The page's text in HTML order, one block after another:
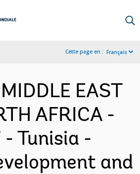
Cette page en : Français
EAST
AFRICA -
- Tunisia -
and